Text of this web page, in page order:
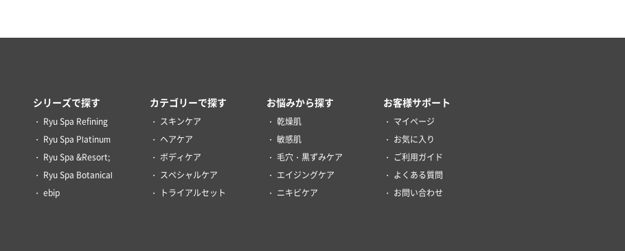
シリーズで探す
Ryu Spa Refining
Ryu Spa Platinum
Ryu Spa &Resort;
Ryu Spa Botanical
ebip
カテゴリーで探す
スキンケア
ヘアケア
ボディケア
スペシャルケア
トライアルセット
お悩みから探す
乾燥肌
敏感肌
毛穴・黒ずみケア
エイジングケア
ニキビケア
お客様サポート
マイページ
お気に入り
ご利用ガイド
よくある質問
お問い合わせ